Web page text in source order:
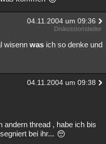
04.11.2004 um 09:36
Diskussionsleiter
wisenn was ich so denke und
04.11.2004 um 09:38
andern thread , habe ich bis
bei ihr...